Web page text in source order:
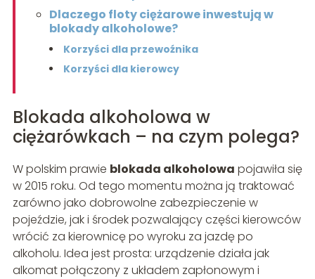
Dlaczego floty ciężarowe inwestują w
blokady alkoholowe?
Korzyści dla przewoźnika
Korzyści dla kierowcy
Blokada alkoholowa w
ciężarówkach – na czym polega?
W polskim prawie blokada alkoholowa pojawiła się
w 2015 roku. Od tego momentu można ją traktować
zarówno jako dobrowolne zabezpieczenie w
pojeździe, jak i środek pozwalający części kierowców
wrócić za kierownicę po wyroku za jazdę po
alkoholu. Idea jest prosta: urządzenie działa jak
alkomat połączony z układem zapłonowym i